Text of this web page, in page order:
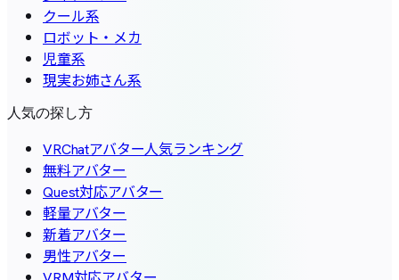
クール系
ロボット・メカ
児童系
現実お姉さん系
人気の探し方
VRChatアバター人気ランキング
無料アバター
Quest対応アバター
軽量アバター
新着アバター
男性アバター